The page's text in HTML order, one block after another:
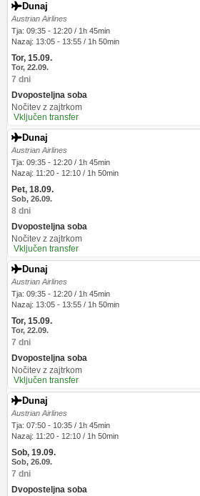
Dunaj
Austrian Airlines
Tja: 09:35 - 12:20 / 1h 45min
Nazaj: 13:05 - 13:55 / 1h 50min
Tor, 15.09.
Tor, 22.09.
7 dni
Dvoposteljna soba
Nočitev z zajtrkom
Vključen transfer
Dunaj
Austrian Airlines
Tja: 09:35 - 12:20 / 1h 45min
Nazaj: 11:20 - 12:10 / 1h 50min
Pet, 18.09.
Sob, 26.09.
8 dni
Dvoposteljna soba
Nočitev z zajtrkom
Vključen transfer
Dunaj
Austrian Airlines
Tja: 09:35 - 12:20 / 1h 45min
Nazaj: 13:05 - 13:55 / 1h 50min
Tor, 15.09.
Tor, 22.09.
7 dni
Dvoposteljna soba
Nočitev z zajtrkom
Vključen transfer
Dunaj
Austrian Airlines
Tja: 07:50 - 10:35 / 1h 45min
Nazaj: 11:20 - 12:10 / 1h 50min
Sob, 19.09.
Sob, 26.09.
7 dni
Dvoposteljna soba